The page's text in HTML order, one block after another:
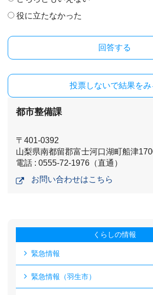
役に立たなかった
投票しないで結果をみ
都市整備課
〒401-0392
山梨県南都留郡富士河口湖町船津
電話 : 0555-72-1976（直通）
お問い合わせはこちら
くらしの情報
緊急情報
緊急情報（羽生市）